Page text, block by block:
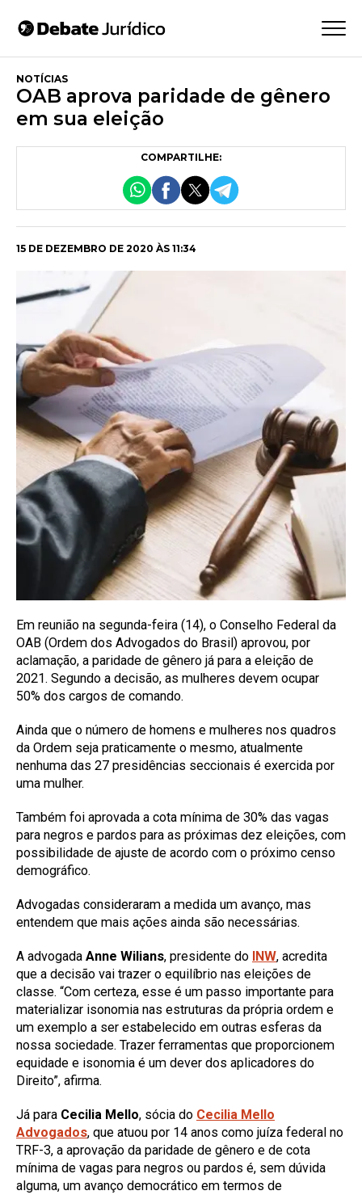
NOTÍCIAS
OAB aprova paridade de gênero
em sua eleição
COMPARTILHE:
15 DE DEZEMBRO DE 2020 ÀS 11:34
Em reunião na segunda-feira (14), o Conselho Federal da
OAB (Ordem dos Advogados do Brasil) aprovou, por
aclamação, a paridade de gênero já para a eleição de
2021. Segundo a decisão, as mulheres devem ocupar
50% dos cargos de comando.
Ainda que o número de homens e mulheres nos quadros
da Ordem seja praticamente o mesmo, atualmente
nenhuma das 27 presidências seccionais é exercida por
uma mulher.
Também foi aprovada a cota mínima de 30% das vagas
para negros e pardos para as próximas dez eleições, com
possibilidade de ajuste de acordo com o próximo censo
demográfico.
Advogadas consideraram a medida um avanço, mas
entendem que mais ações ainda são necessárias.
A advogada Anne Wilians, presidente do INW, acredita
que a decisão vai trazer o equilíbrio nas eleições de
classe. “Com certeza, esse é um passo importante para
materializar isonomia nas estruturas da própria ordem e
um exemplo a ser estabelecido em outras esferas da
nossa sociedade. Trazer ferramentas que proporcionem
equidade e isonomia é um dever dos aplicadores do
Direito”, afirma.
Já para Cecilia Mello, sócia do Cecilia Mello
Advogados, que atuou por 14 anos como juíza federal no
TRF-3, a aprovação da paridade de gênero e de cota
mínima de vagas para negros ou pardos é, sem dúvida
alguma, um avanço democrático em termos de